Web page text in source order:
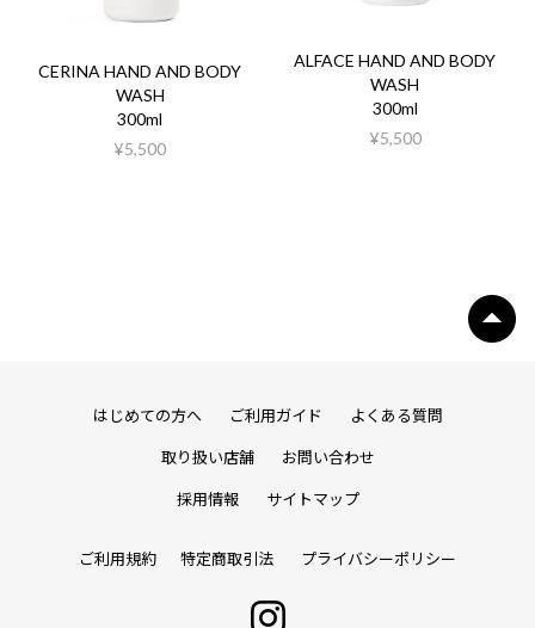
CERINA HAND AND BODY
WASH
300ml
¥5,500
ALFACE HAND AND BODY
WASH
300ml
¥5,500
はじめての方へ ご利用ガイド よくある質問
取り扱い店舗 お問い合わせ
採用情報 サイトマップ
ご利用規約 特定商取引法 プライバシーポリシー